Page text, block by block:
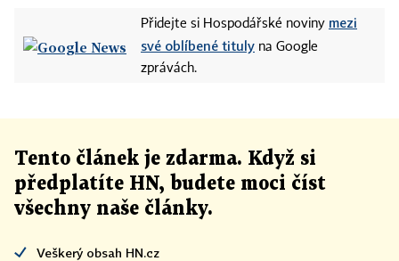
Přidejte si Hospodářské noviny mezi
své oblíbené tituly na Google
zprávách.
Tento článek je zdarma. Když si
předplatíte HN, budete moci číst
všechny naše články.
Veškerý obsah HN.cz